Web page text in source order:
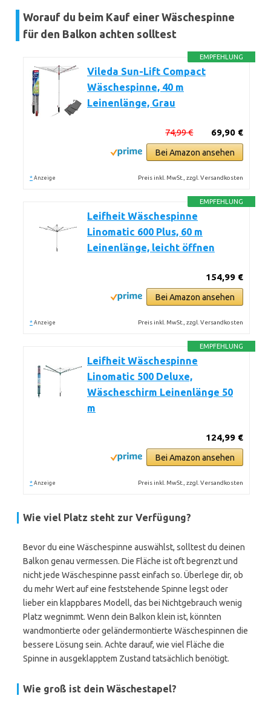
Worauf du beim Kauf einer Wäschespinne
für den Balkon achten solltest
EMPFEHLUNG
Vileda Sun-Lift Compact
Wäschespinne, 40 m
Leinenlänge, Grau
69,90 €
74,99 €
Bei Amazon ansehen
* Anzeige Preis inkl. MwSt., zzgl. Versandkosten
EMPFEHLUNG
Leifheit Wäschespinne
Linomatic 600 Plus, 60 m
Leinenlänge, leicht öffnen
154,99 €
Bei Amazon ansehen
* Anzeige Preis inkl. MwSt., zzgl. Versandkosten
EMPFEHLUNG
Leifheit Wäschespinne
Linomatic 500 Deluxe,
Wäscheschirm Leinenlänge 50
m
124,99 €
Bei Amazon ansehen
* Anzeige Preis inkl. MwSt., zzgl. Versandkosten
Wie viel Platz steht zur Verfügung?
Bevor du eine Wäschespinne auswählst, solltest du deinen
Balkon genau vermessen. Die Fläche ist oft begrenzt und
nicht jede Wäschespinne passt einfach so. Überlege dir, ob
du mehr Wert auf eine feststehende Spinne legst oder
lieber ein klappbares Modell, das bei Nichtgebrauch wenig
Platz wegnimmt. Wenn dein Balkon klein ist, könnten
wandmontierte oder geländermontierte Wäschespinnen die
bessere Lösung sein. Achte darauf, wie viel Fläche die
Spinne in ausgeklapptem Zustand tatsächlich benötigt.
Wie groß ist dein Wäschestapel?